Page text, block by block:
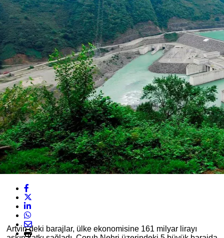
Artvin’deki barajlar, ülke ekonomisine 161 milyar lirayı